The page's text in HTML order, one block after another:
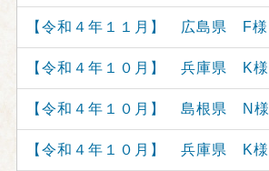
【令和４年１１月】 広島県 F様
【令和４年１０月】 兵庫県 K様
【令和４年１０月】 島根県 N様
【令和４年１０月】 兵庫県 K様